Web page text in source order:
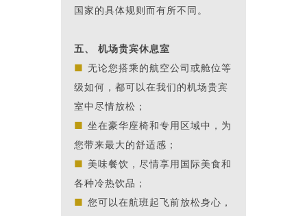
国家的具体规则而有所不同。
五、 机场贵宾休息室
■ 无论您搭乘的航空公司或舱位等
级如何，都可以在我们的机场贵宾
室中尽情放松；
■ 坐在豪华座椅和专用区域中，为
您带来最大的舒适感；
■ 美味餐饮，尽情享用国际美食和
各种冷热饮品；
■ 您可以在航班起飞前放松身心，